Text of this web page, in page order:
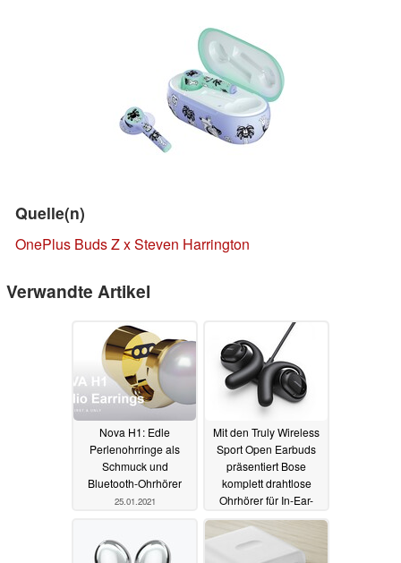
Quelle(n)
OnePlus Buds Z x Steven Harrington
Verwandte Artikel
Nova H1: Edle
Perlenohrringe als
Schmuck und
Bluetooth-Ohrhörer
25.01.2021
Mit den Truly Wireless
Sport Open Earbuds
präsentiert Bose
komplett drahtlose
Ohrhörer für In-Ear-
Feinde06.01.2021